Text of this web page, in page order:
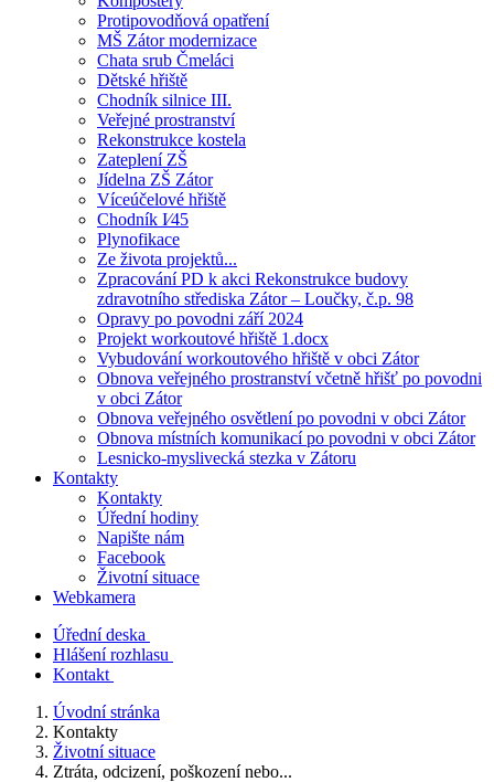
Protipovodňová opatření
MŠ Zátor modernizace
Chata srub Čmeláci
Dětské hřiště
Chodník silnice III.
Veřejné prostranství
Rekonstrukce kostela
Zateplení ZŠ
Jídelna ZŠ Zátor
Víceúčelové hřiště
Chodník I⁄45
Plynofikace
Ze života projektů...
Zpracování PD k akci Rekonstrukce budovy
zdravotního střediska Zátor – Loučky, č.p. 98
Opravy po povodni září 2024
Projekt workoutové hřiště 1.docx
Vybudování workoutového hřiště v obci Zátor
Obnova veřejného prostranství včetně hřišť po povodni
v obci Zátor
Obnova veřejného osvětlení po povodni v obci Zátor
Obnova místních komunikací po povodni v obci Zátor
Lesnicko-myslivecká stezka v Zátoru
Kontakty
Kontakty
Úřední hodiny
Napište nám
Facebook
Životní situace
Webkamera
Úřední deska
Hlášení rozhlasu
Kontakt
Úvodní stránka
Kontakty
Životní situace
Ztráta, odcizení, poškození nebo...